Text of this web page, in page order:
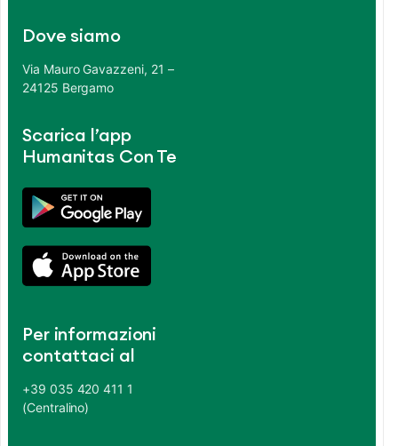
Dove siamo
Via Mauro Gavazzeni, 21 –
24125 Bergamo
Scarica l’app
Humanitas Con Te
Per informazioni
contattaci al
+39 035 420 411 1
(Centralino)